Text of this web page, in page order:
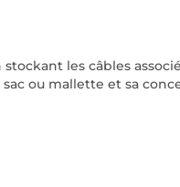
les câbles
ou mallette et sa